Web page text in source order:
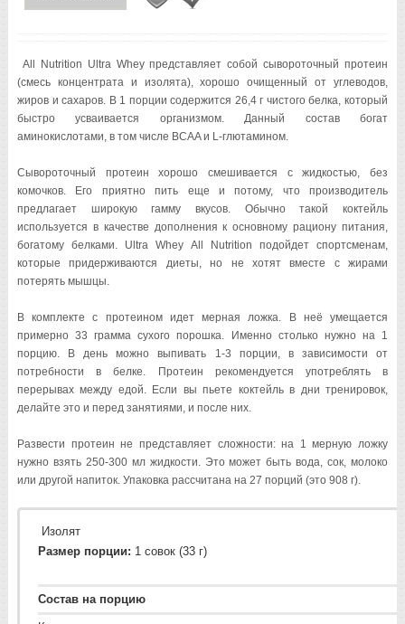
All Nutrition Ultra Whey представляет собой сывороточный протеин
(смесь концентрата и изолята), хорошо очищенный от углеводов,
жиров и сахаров. В 1 порции содержится 26,4 г чистого белка, который
быстро усваивается организмом. Данный состав богат
аминокислотами, в том числе BCAA и L-глютамином.
Сывороточный протеин хорошо смешивается с жидкостью, без
комочков. Его приятно пить еще и потому, что производитель
предлагает широкую гамму вкусов. Обычно такой коктейль
используется в качестве дополнения к основному рациону питания,
богатому белками. Ultra Whey All Nutrition подойдет спортсменам,
которые придерживаются диеты, но не хотят вместе с жирами
потерять мышцы.
В комплекте с протеином идет мерная ложка. В неё умещается
примерно 33 грамма сухого порошка. Именно столько нужно на 1
порцию. В день можно выпивать 1-3 порции, в зависимости от
потребности в белке. Протеин рекомендуется употреблять в
перерывах между едой. Если вы пьете коктейль в дни тренировок,
делайте это и перед занятиями, и после них.
Развести протеин не представляет сложности: на 1 мерную ложку
нужно взять 250-300 мл жидкости. Это может быть вода, сок, молоко
или другой напиток. Упаковка рассчитана на 27 порций (это 908 г).
Изолят
Размер порции: 1 совок (33 г)
Состав на порцию